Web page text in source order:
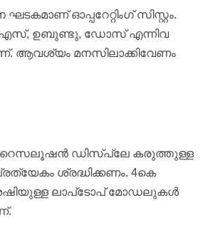
ഓപ്പറേറ്റിംഗ് സിസ്റ്റം.
ഉബുണ്ടു, ഡോസ് എന്നിവ
ആവശ്യം മനസിലാക്കിവേണം
റെസലൂഷന്‍ ഡിസ്‌പ്ലേ കരുത്തുള്ള
ശ്രദ്ധിക്കണം. 4കെ
ലാപ്‌ടോപ് മോഡലുകള്‍